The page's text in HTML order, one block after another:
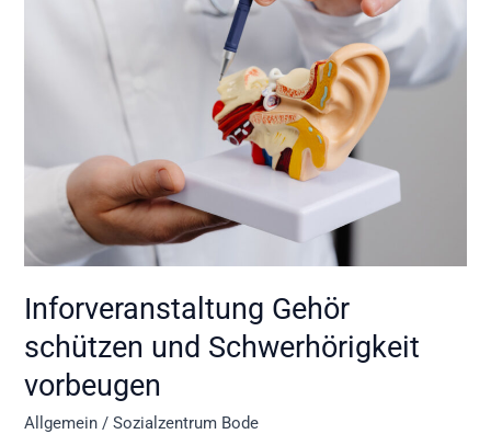
Inforveranstaltung Gehör
schützen und Schwerhörigkeit
vorbeugen
Allgemein /Sozialzentrum Bode